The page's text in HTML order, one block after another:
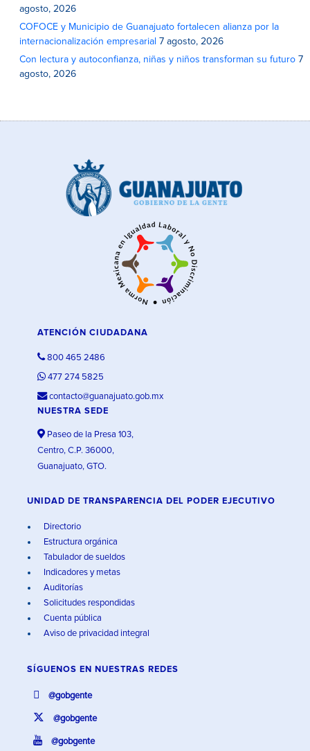
agosto, 2026
COFOCE y Municipio de Guanajuato fortalecen alianza por la
internacionalización empresarial 7 agosto, 2026
Con lectura y autoconfianza, niñas y niños transforman su futuro 7
agosto, 2026
ATENCIÓN CIUDADANA
800 465 2486
477 274 5825
contacto@guanajuato.gob.mx
NUESTRA SEDE
Paseo de la Presa 103,
Centro, C.P. 36000,
Guanajuato, GTO.
UNIDAD DE TRANSPARENCIA DEL PODER EJECUTIVO
Directorio
Estructura orgánica
Tabulador de sueldos
Indicadores y metas
Auditorías
Solicitudes respondidas
Cuenta pública
Aviso de privacidad integral
SÍGUENOS EN NUESTRAS REDES
@gobgente
@gobgente
@gobgente